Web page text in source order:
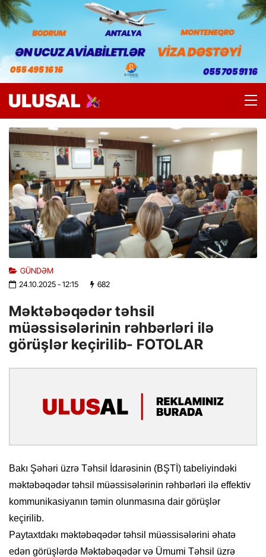
GÜNDƏM
24.10.2025- 12:15 682
Məktəbəqədər təhsil
müəssisələrinin rəhbərləri ilə
görüşlər keçirilib- FOTOLAR
Bakı Şəhəri üzrə Təhsil İdarəsinin (BŞTİ) tabeliyindəki
məktəbəqədər təhsil müəssisələrinin rəhbərləri ilə effektiv
kommunikasiyanın təmin olunmasına dair görüşlər
keçirilib.
Paytaxtdakı məktəbəqədər təhsil müəssisələrini əhatə
edən görüşlərdə Məktəbəqədər və Ümumi Təhsil üzrə